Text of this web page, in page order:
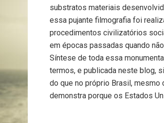
substratos materiais
essa pujante filmografia foi
procedimentos civilizatórios
em épocas passadas quando
Síntese de toda essa
termos, e publicada neste blog,
do que no próprio Brasil,
demonstra porque os Estados